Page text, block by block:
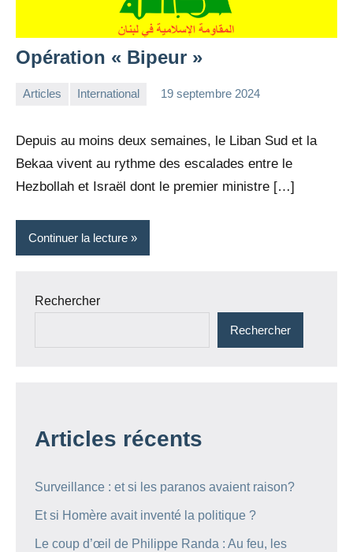
Opération « Bipeur »
Articles International 19 septembre 2024
Depuis au moins deux semaines, le Liban Sud et la
Bekaa vivent au rythme des escalades entre le
Hezbollah et Israël dont le premier ministre […]
Continuer la lecture
Rechercher
Rechercher
Articles récents
Surveillance : et si les paranos avaient raison?
Et si Homère avait inventé la politique ?
Le coup d’œil de Philippe Randa : Au feu, les